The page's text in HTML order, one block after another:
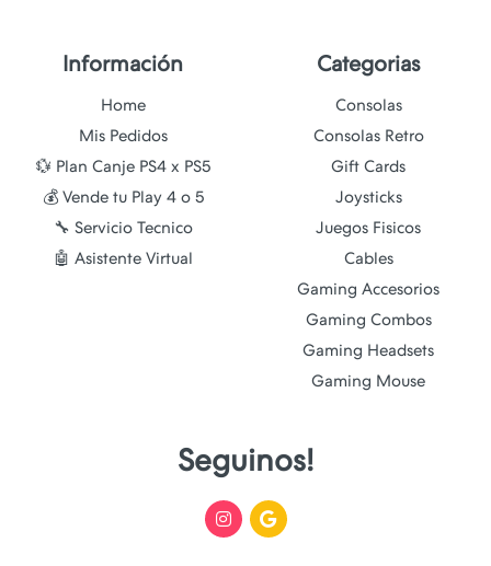
Información
Home
Mis Pedidos
💱 Plan Canje PS4 x PS5
💰 Vende tu Play 4 o 5
🔧 Servicio Tecnico
🤖 Asistente Virtual
Categorias
Consolas
Consolas Retro
Gift Cards
Joysticks
Juegos Fisicos
Cables
Gaming Accesorios
Gaming Combos
Gaming Headsets
Gaming Mouse
Seguinos!